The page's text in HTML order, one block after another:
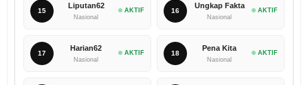
15
Liputan62
Nasional
AKTIF 16
Ungkap Fakta
Nasional
AKTIF
17
Harian62
Nasional
AKTIF 18
Pena Kita
Nasional
AKTIF